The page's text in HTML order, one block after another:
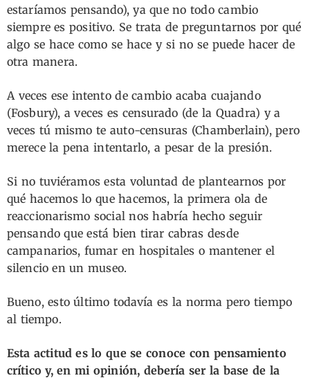
estaríamos pensando), ya que no todo cambio
siempre es positivo. Se trata de preguntarnos por qué
algo se hace como se hace y si no se puede hacer de
otra manera.
A veces ese intento de cambio acaba cuajando
(Fosbury), a veces es censurado (de la Quadra) y a
veces tú mismo te auto-censuras (Chamberlain), pero
merece la pena intentarlo, a pesar de la presión.
Si no tuviéramos esta voluntad de plantearnos por
qué hacemos lo que hacemos, la primera ola de
reaccionarismo social nos habría hecho seguir
pensando que está bien tirar cabras desde
campanarios, fumar en hospitales o mantener el
silencio en un museo.
Bueno, esto último todavía es la norma pero tiempo
al tiempo.
Esta actitud es lo que se conoce con pensamiento
crítico y, en mi opinión, debería ser la base de la